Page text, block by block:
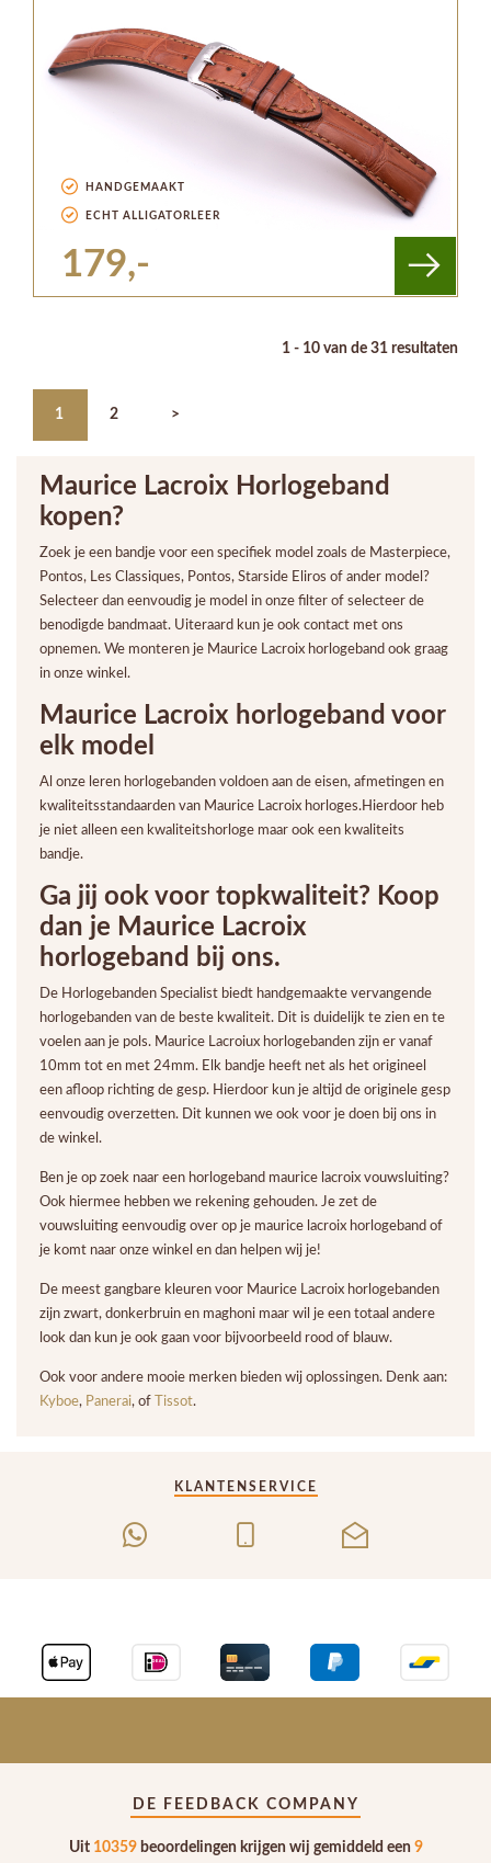
HANDGEMAAKT
ECHT ALLIGATORLEER
179,-
1 - 10 van de 31 resultaten
1 2 >
Maurice Lacroix Horlogeband
kopen?
Zoek je een bandje voor een specifiek model zoals de Masterpiece,
Pontos, Les Classiques, Pontos, Starside Eliros of ander model?
Selecteer dan eenvoudig je model in onze filter of selecteer de
benodigde bandmaat. Uiteraard kun je ook contact met ons
opnemen. We monteren je Maurice Lacroix horlogeband ook graag
in onze winkel.
Maurice Lacroix horlogeband voor
elk model
Al onze leren horlogebanden voldoen aan de eisen, afmetingen en
kwaliteitsstandaarden van Maurice Lacroix horloges.Hierdoor heb
je niet alleen een kwaliteitshorloge maar ook een kwaliteits
bandje.
Ga jij ook voor topkwaliteit? Koop
dan je M aurice Lacroix
horlogeband bij ons.
De Horlogebanden Specialist biedt handgemaakte vervangende
horlogebanden van de beste kwaliteit. Dit is duidelijk te zien en te
voelen aan je pols. Maurice Lacroiux horlogebanden zijn er vanaf
10mm tot en met 24mm. Elk bandje heeft net als het origineel
een afloop richting de gesp. Hierdoor kun je altijd de originele gesp
eenvoudig overzetten. Dit kunnen we ook voor je doen bij ons in
de winkel.
Ben je op zoek naar een horlogeband maurice lacroix vouwsluiting?
Ook hiermee hebben we rekening gehouden. Je zet de
vouwsluiting eenvoudig over op je maurice lacroix horlogeband of
je komt naar onze winkel en dan helpen wij je!
De meest gangbare kleuren voor Maurice Lacroix horlogebanden
zijn zwart, donkerbruin en maghoni maar wil je een totaal andere
look dan kun je ook gaan voor bijvoorbeeld rood of blauw.
Ook voor andere mooie merken bieden wij oplossingen. Denk aan:
Kyboe, Panerai, of Tissot.
KLANTENSERVICE
DE FEEDBACK COMPANY
Uit 10359beoordelingen krijgen wij gemiddeld een 9